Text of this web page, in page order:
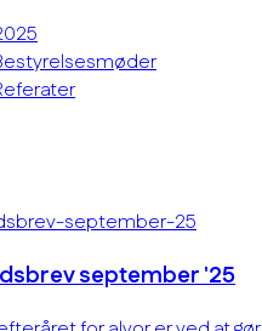
september-25
september '25